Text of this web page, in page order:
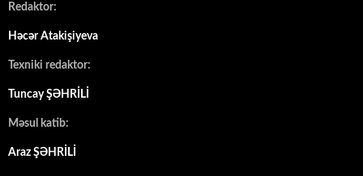
Redaktor:
Həcər Atakişiyeva
Texniki redaktor:
Tuncay ŞƏHRİLİ
Məsul katib:
Araz ŞƏHRİLİ